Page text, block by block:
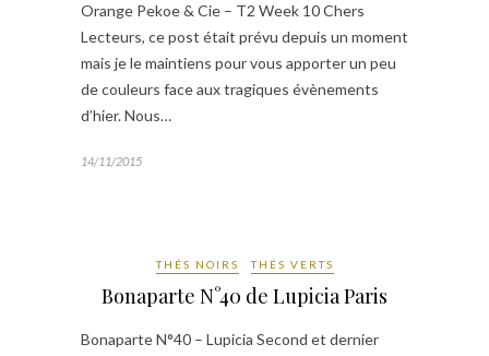
Orange Pekoe & Cie – T2 Week 10 Chers
Lecteurs, ce post était prévu depuis un moment
mais je le maintiens pour vous apporter un peu
de couleurs face aux tragiques évènements
d’hier. Nous…
14/11/2015
THÉS NOIRS THÉS VERTS
Bonaparte N°40 de Lupicia Paris
Bonaparte N°40 – Lupicia Second et dernier